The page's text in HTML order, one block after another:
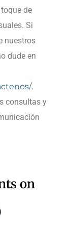
de
Si
nuestros
dude en
.
consultas y
on